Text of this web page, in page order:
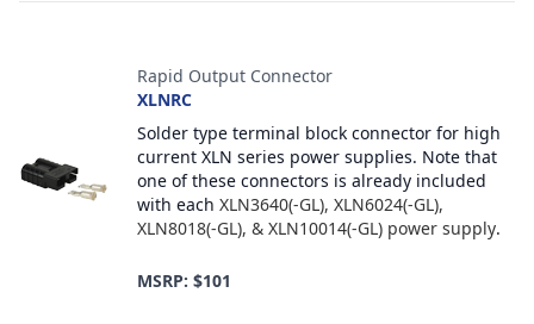
Rapid Output Connector
XLNRC
Solder type terminal block connector for high
current XLN series power supplies. Note that
one of these connectors is already included
with each XLN3640(-GL), XLN6024(-GL),
XLN8018(-GL), & XLN10014(-GL) power supply.
MSRP: $101